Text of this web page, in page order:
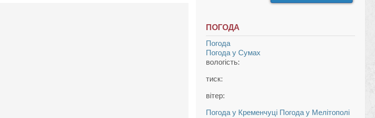
ПОГОДА
Погода
Погода у Сумах
вологість:
тиск:
вітер:
Погода у Кременчуці Погода у Мелітополі